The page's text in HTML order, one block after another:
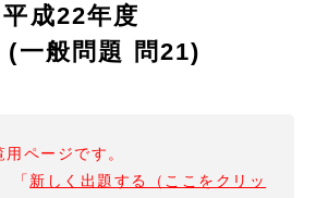
平成22年度
(一般問題 問21)
ページです。
「 新しく出題する（ここをクリッ